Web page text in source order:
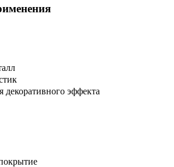
декоративного эффекта